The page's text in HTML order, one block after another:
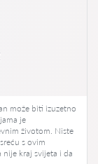
može biti izuzetno
je
životom. Niste
s ovim
kraj svijeta i da